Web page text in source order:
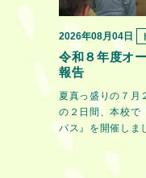
2026年08月04日
令和８年度オ
報告
夏真っ盛りの７月
の２日間、本校で
パス』を開催しま